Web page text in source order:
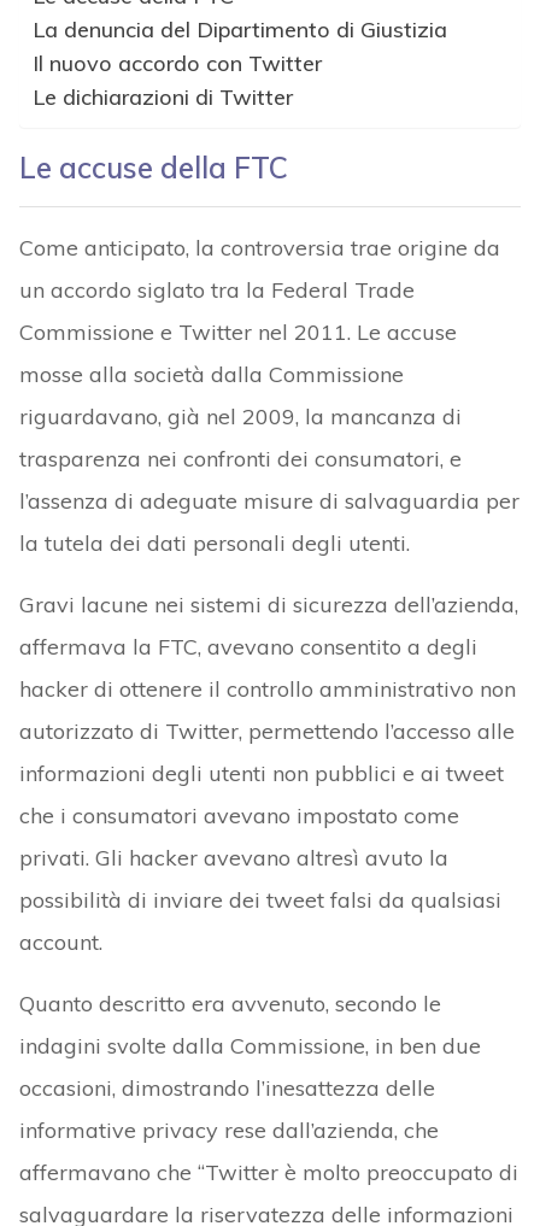
La denuncia del Dipartimento di Giustizia
Il nuovo accordo con Twitter
Le dichiarazioni di Twitter
Le accuse della FTC
Come anticipato, la controversia trae origine da
un accordo siglato tra la Federal Trade
Commissione e Twitter nel 2011. Le accuse
mosse alla società dalla Commissione
riguardavano, già nel 2009, la mancanza di
trasparenza nei confronti dei consumatori, e
l’assenza di adeguate misure di salvaguardia per
la tutela dei dati personali degli utenti.
Gravi lacune nei sistemi di sicurezza dell’azienda,
affermava la FTC, avevano consentito a degli
hacker di ottenere il controllo amministrativo non
autorizzato di Twitter, permettendo l’accesso alle
informazioni degli utenti non pubblici e ai tweet
che i consumatori avevano impostato come
privati. Gli hacker avevano altresì avuto la
possibilità di inviare dei tweet falsi da qualsiasi
account.
Quanto descritto era avvenuto, secondo le
indagini svolte dalla Commissione, in ben due
occasioni, dimostrando l’inesattezza delle
informative privacy rese dall’azienda, che
affermavano che “Twitter è molto preoccupato di
salvaguardare la riservatezza delle informazioni